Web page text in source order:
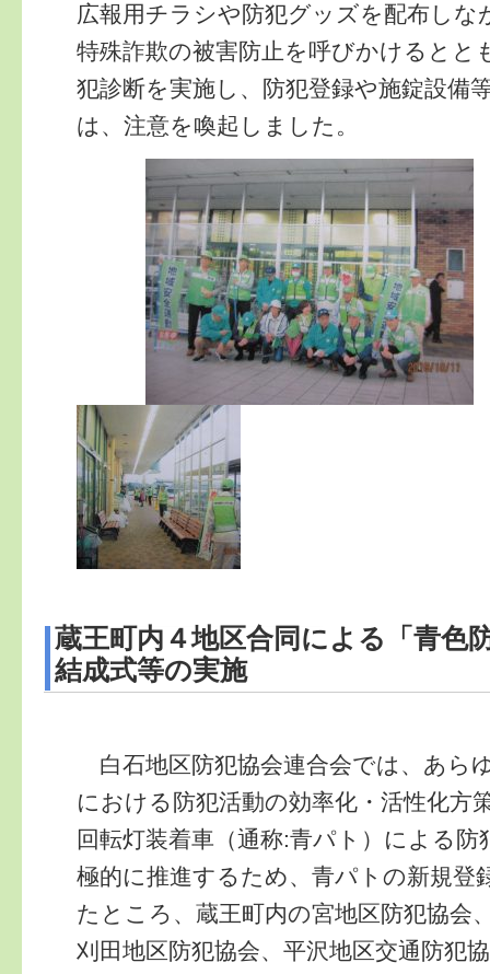
広報用チラシや防犯グッズを配布しな
特殊詐欺の被害防止を呼びかけるとと
犯診断を実施し、防犯登録や施錠設備
は、注意を喚起しました。
蔵王町内４地区合同による「青色
結成式等の実施
白石地区防犯協会連合会では、あら
における防犯活動の効率化・活性化方
回転灯装着車（通称:青パト）による
極的に推進するため、青パトの新規登
たところ、蔵王町内の宮地区防犯協会
刈田地区防犯協会、平沢地区交通防犯